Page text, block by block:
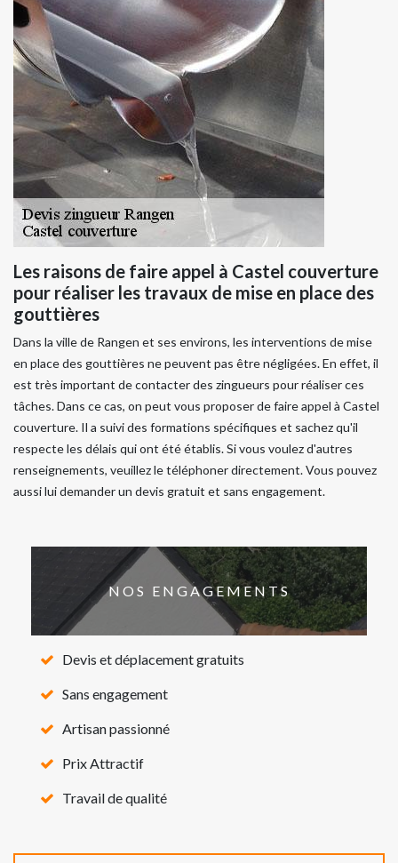
Les raisons de faire appel à Castel couverture
pour réaliser les travaux de mise en place des
gouttières
Dans la ville de Rangen et ses environs, les interventions de mise
en place des gouttières ne peuvent pas être négligées. En effet, il
est très important de contacter des zingueurs pour réaliser ces
tâches. Dans ce cas, on peut vous proposer de faire appel à Castel
couverture. Il a suivi des formations spécifiques et sachez qu'il
respecte les délais qui ont été établis. Si vous voulez d'autres
renseignements, veuillez le téléphoner directement. Vous pouvez
aussi lui demander un devis gratuit et sans engagement.
NOS ENGAGEMENTS
Devis et déplacement gratuits
Sans engagement
Artisan passionné
Prix Attractif
Travail de qualité